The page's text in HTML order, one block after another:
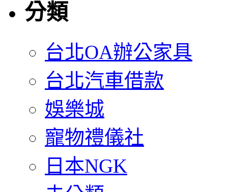
分類
台北OA辦公家具
台北汽車借款
娛樂城
寵物禮儀社
日本NGK